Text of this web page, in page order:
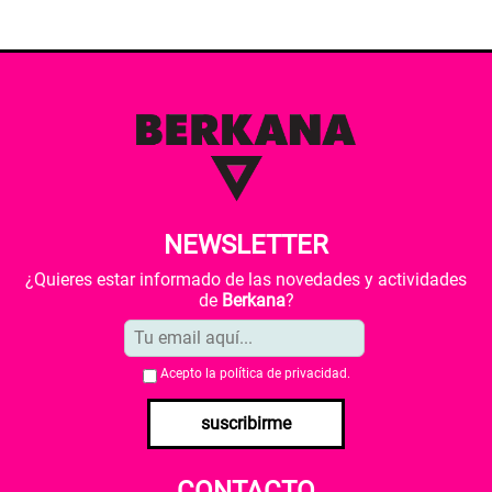
NEWSLETTER
¿Quieres estar informado de las novedades y actividades
de Berkana?
Acepto la política de privacidad .
suscribirme